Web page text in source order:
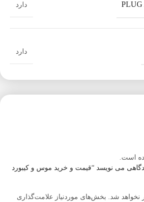
تعبیه شده در زیر بدنه
متناسب با حالت دست، متریال ساخت بدنه
دارد
دارد
است.
می نویسد “قیمت و خرید موس و کیبورد
نخواهد شد.
بخش‌های موردنیاز علامت‌گذاری